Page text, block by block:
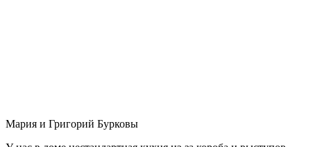
Мария и Григорий Бурковы